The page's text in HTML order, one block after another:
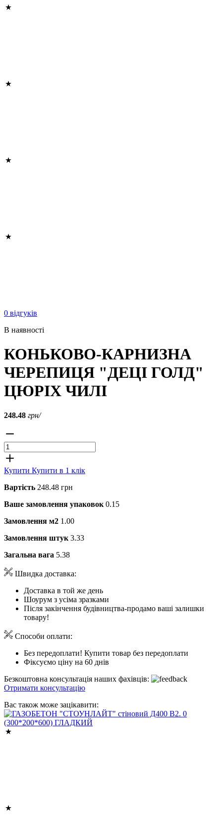
0 відгуків
В наявності
КОНЬКОВО-КАРНИЗНА
ЧЕРЕПИЦЯ "ДЕЦІ ГОЛД"
ЦЮРІХ ЧИЛІ
248.48 грн/
Купити Купити в 1 клік
Вартість 248.48 грн
Ваше замовлення упаковок 0.15
Замовлення м2 1.00
Замовлення штук 3.33
Загальна вага 5.38
Швидка доставка:
Доставка в той же день
Шоурум з усіма зразками
Після закінчення будівництва-продамо ваші залишки
товару!
Способи оплати:
Без передоплати! Купити товар без передоплати
Фіксуємо ціну на 60 днів
Безкоштовна консультація наших фахівців:
Отримати консультацію
Вас також може зацікавити: